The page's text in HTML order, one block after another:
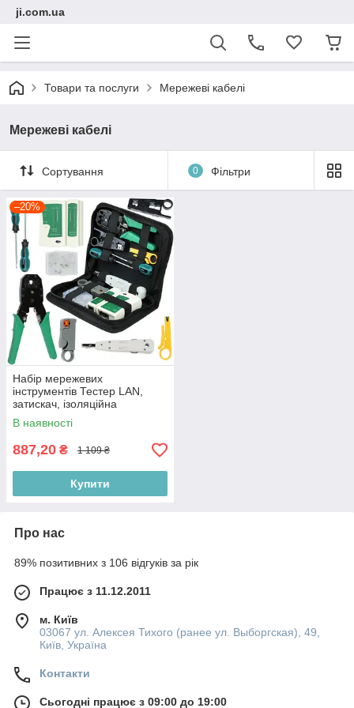
ji.com.ua
Товари та послуги Мережеві кабелі
Мережеві кабелі
Сортування 0 Фільтри
–20%
Набір мережевих
інструментів Тестер LAN,
затискач, ізоляційна
обгортка, LSA Crump RJ-45,
RJ-11 AR-811
В наявності
887,20 ₴ 1 109 ₴
Купити
Про нас
89% позитивних з 106 відгуків за рік
Працює з 11.12.2011
м. Київ
03067 ул. Алексея Тихого (ранее ул. Выборгская), 49,
Київ, Україна
Контакти
Сьогодні працює з 09:00 до 19:00